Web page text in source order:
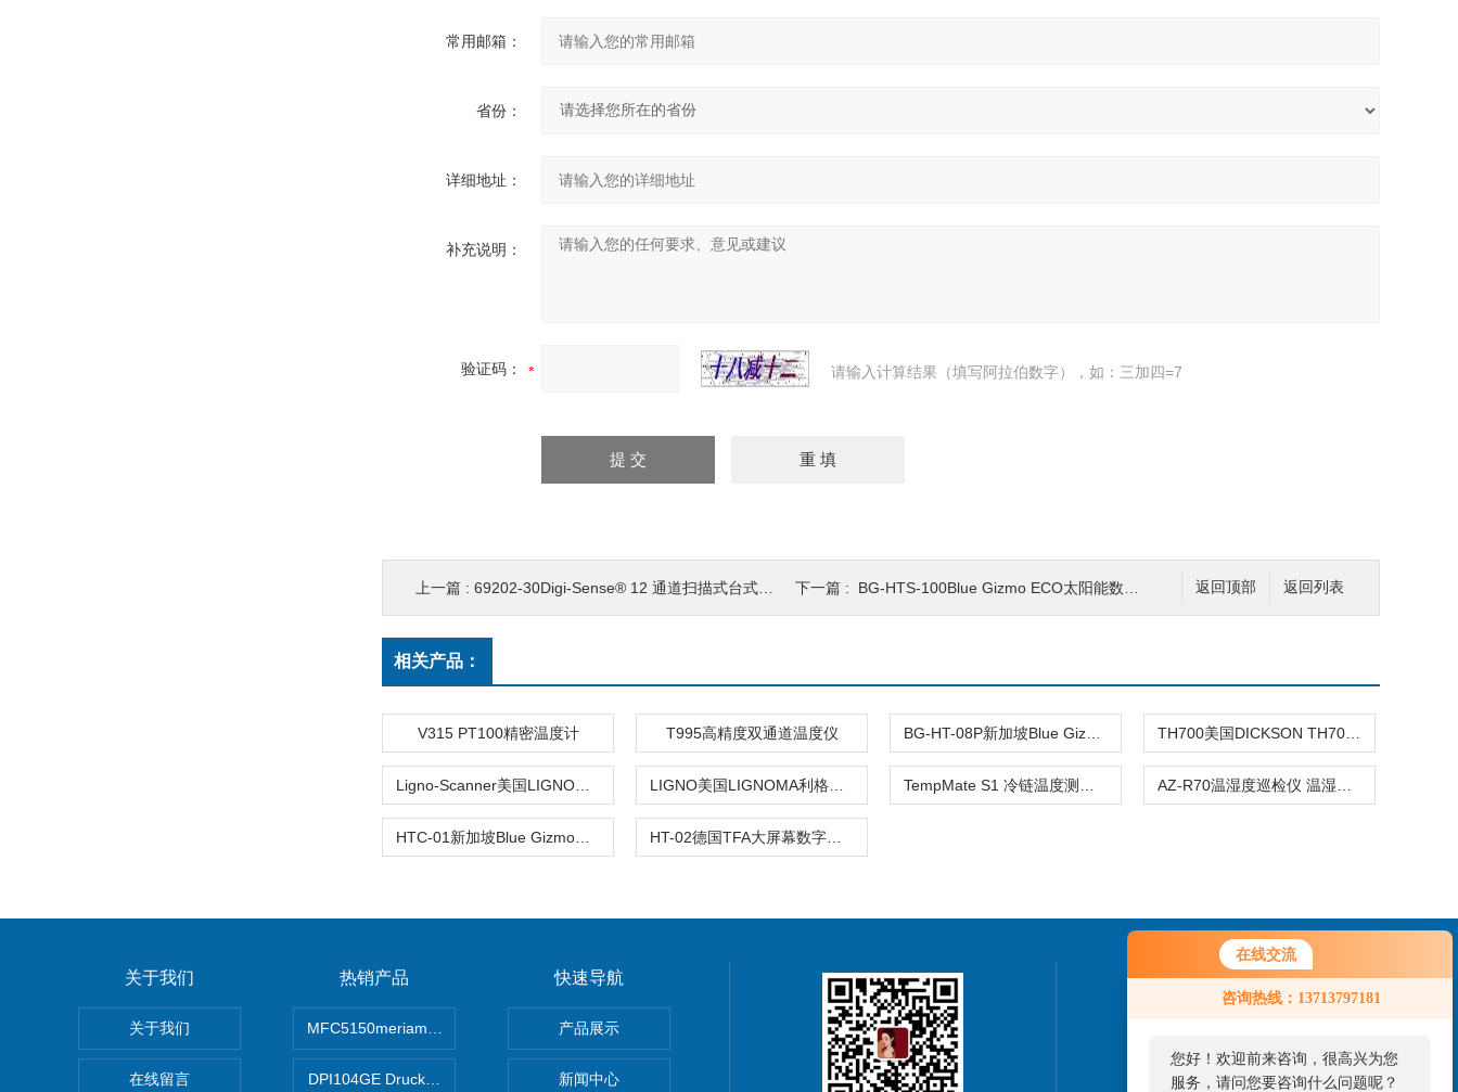
在线交流
咨询热线：13713797181
您好！欢迎前来咨询，很高兴为您
服务，请问您要咨询什么问题呢？
常用邮箱：
省份：
详细地址：
补充说明：
验证码： 请输入计算结果（填写阿拉伯数字），如：三加四=7
返回列表
返回顶部
上一篇 : 69202-30Digi-Sense® 12 通道扫描式台式温度计 温湿度测量 下一篇 : BG-HTS-100Blue Gizmo ECO太阳能数字温度计 温湿度测量
相关产品：
V315 PT100精密温度计 T995高精度双通道温度仪
关于我们
关于我们
在线留言
热销产品
MFC5150meriam智能手操器
DPI104GE Druck德鲁克DPI104数字标准压力表
快速导航
产品展示
新闻中心
联系我们
13713797181